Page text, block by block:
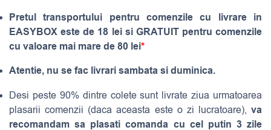
Pretul transportului pentru comenzile cu livrare in
EASYBOX este de 18 lei si GRATUIT pentru comenzile
cu valoare mai mare de 80 lei*
Atentie, nu se fac livrari sambata si duminica.
Desi peste 90% dintre colete sunt livrate ziua urmatoarea
plasarii comenzii (daca aceasta este o zi lucratoare), va
recomandam sa plasati comanda cu cel putin 3 zile